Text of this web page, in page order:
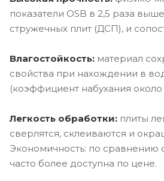
показатели OSB в 2,5 раза
стружечных плит (ДСП), и
Влагостойкость: материал
свойства при нахождении в
(коэффициент набухания около
Легкость обработки: плиты
сверлятся, склеиваются и
Экономичность: по сравнению
часто более доступна по цене.